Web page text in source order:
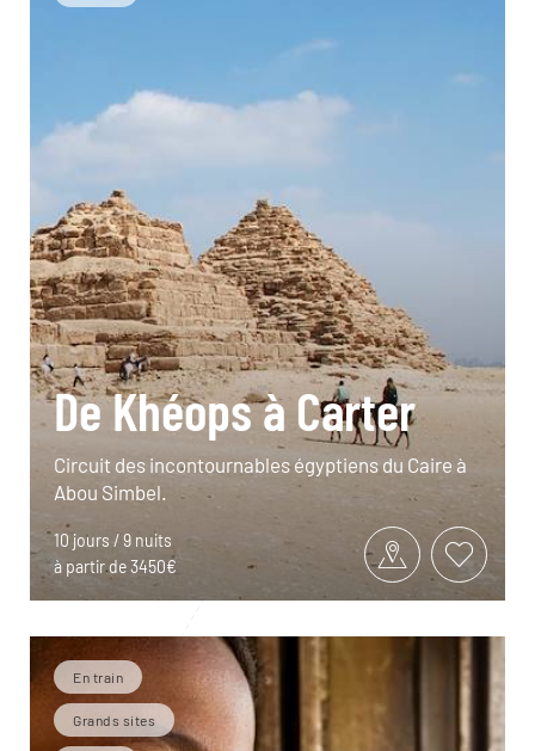
De Khéops à Carter
Circuit des incontournables égyptiens du Caire à
Abou Simbel.
10 jours / 9 nuits
à partir de 3450€
En train
Grands sites